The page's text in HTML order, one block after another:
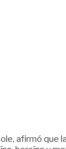
afirmó